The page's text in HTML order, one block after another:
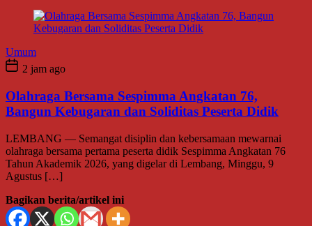
Umum
2 jam ago
Olahraga Bersama Sespimma Angkatan 76,
Bangun Kebugaran dan Soliditas Peserta Didik
LEMBANG — Semangat disiplin dan kebersamaan mewarnai
olahraga bersama pertama peserta didik Sespimma Angkatan 76
Tahun Akademik 2026, yang digelar di Lembang, Minggu, 9
Agustus […]
Bagikan berita/artikel ini